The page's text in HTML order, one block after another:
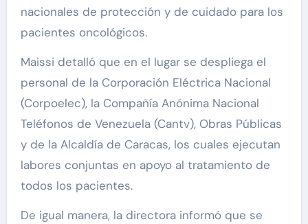
nacionales de protección y de cuidado para los
pacientes oncológicos.
Maissi detalló que en el lugar se despliega el
personal de la Corporación Eléctrica Nacional
(Corpoelec), la Compañía Anónima Nacional
Teléfonos de Venezuela (Cantv), Obras Públicas
y de la Alcaldía de Caracas, los cuales ejecutan
labores conjuntas en apoyo al tratamiento de
todos los pacientes.
De igual manera, la directora informó que se